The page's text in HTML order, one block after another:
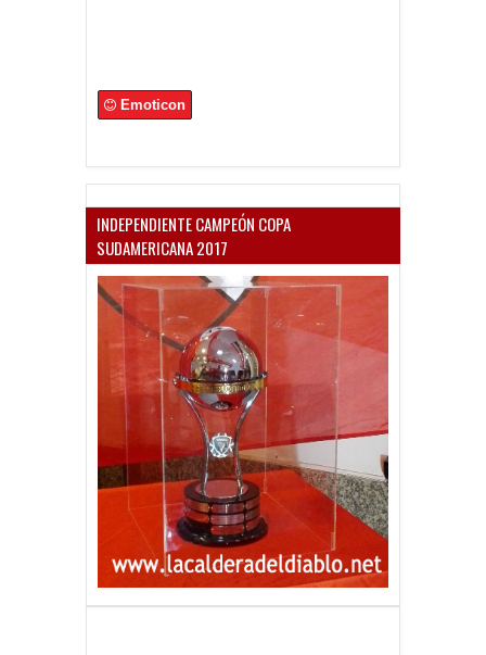
Emoticon
INDEPENDIENTE CAMPEÓN COPA
SUDAMERICANA 2017